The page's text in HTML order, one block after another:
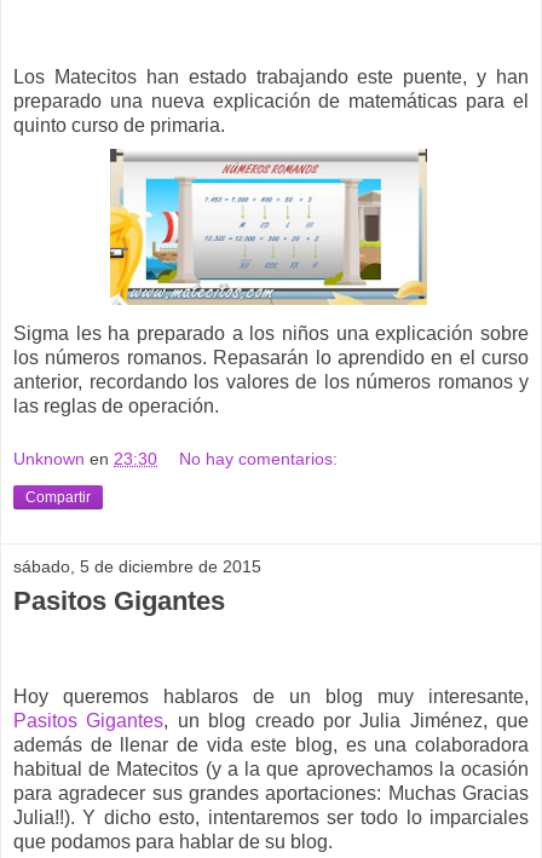
Los Matecitos han estado trabajando este puente, y han
preparado una nueva explicación de matemáticas para el
quinto curso de primaria.
Sigma les ha preparado a los niños una explicación sobre
los números romanos. Repasarán lo aprendido en el curso
anterior, recordando los valores de los números romanos y
las reglas de operación.
Unknown en 23:30 No hay comentarios:
Compartir
sábado, 5 de diciembre de 2015
Pasitos Gigantes
Hoy queremos hablaros de un blog muy interesante,
Pasitos Gigantes, un blog creado por Julia Jiménez, que
además de llenar de vida este blog, es una colaboradora
habitual de Matecitos (y a la que aprovechamos laocasión
para agradecer sus grandes aportaciones: Muchas Gracias
Julia!!). Y dicho esto, intentaremos sertodo lo imparciales
que podamos para hablar de su blog.